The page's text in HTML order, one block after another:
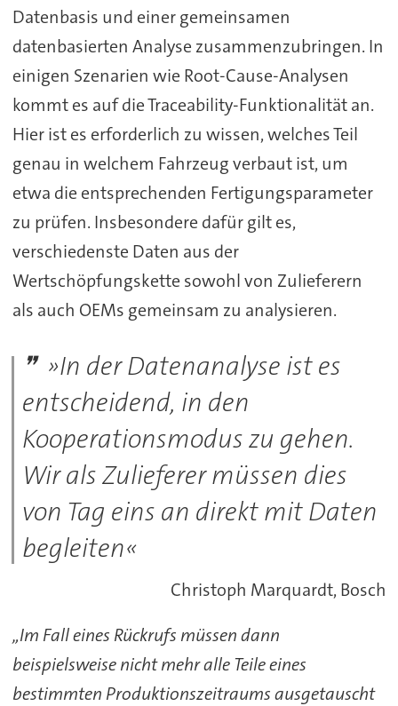
Datenbasis und einer gemeinsamen
datenbasierten Analyse zusammenzubringen. In
einigen Szenarien wie Root-Cause-Analysen
kommt es auf die Traceability-Funktionalität an.
Hier ist es erforderlich zu wissen, welches Teil
genau in welchem Fahrzeug verbaut ist, um
etwa die entsprechenden Fertigungsparameter
zu prüfen. Insbesondere dafür gilt es,
verschiedenste Daten aus der
Wertschöpfungskette sowohl von Zulieferern
als auch OEMs gemeinsam zu analysieren.
»In der Datenanalyse ist es
entscheidend, in den
Kooperationsmodus zu gehen.
Wir als Zulieferer müssen dies
von Tag eins an direkt mit Daten
begleiten«
Christoph Marquardt, Bosch
„Im Fall eines Rückrufs müssen dann
beispielsweise nicht mehr alle Teile eines
bestimmten Produktionszeitraums ausgetauscht